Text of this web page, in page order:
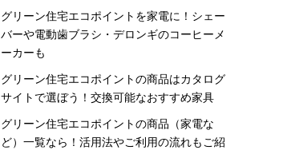
グリーン住宅エコポイントを家電に！シェー
バーや電動歯ブラシ・デロンギのコーヒーメ
ーカーも
グリーン住宅エコポイントの商品はカタログ
サイトで選ぼう！交換可能なおすすめ家具
グリーン住宅エコポイントの商品（家電な
ど）一覧なら！活用法やご利用の流れもご紹